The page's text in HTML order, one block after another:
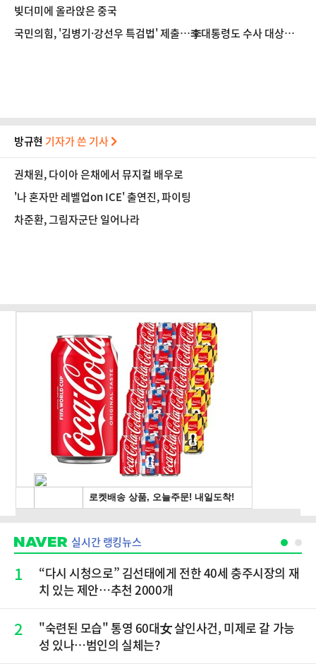
압 진상규명"
빚더미에 올라앉은 중국
국민의힘, '김병기·강선우 특검법' 제출…李대통령도 수사 대상에
방규현 기자가 쓴 기사
권채원, 다이아 은채에서 뮤지컬 배우로
'나 혼자만 레벨업on ICE' 출연진, 파이팅
차준환, 그림자군단 일어나라
실시간 랭킹뉴스
1
“다시 시청으로” 김선태에게 전한 40세 충주시장의 재
치 있는 제안…추천 2000개
2
"숙련된 모습" 통영 60대女 살인사건, 미제로 갈 가능
성 있나…범인의 실체는?